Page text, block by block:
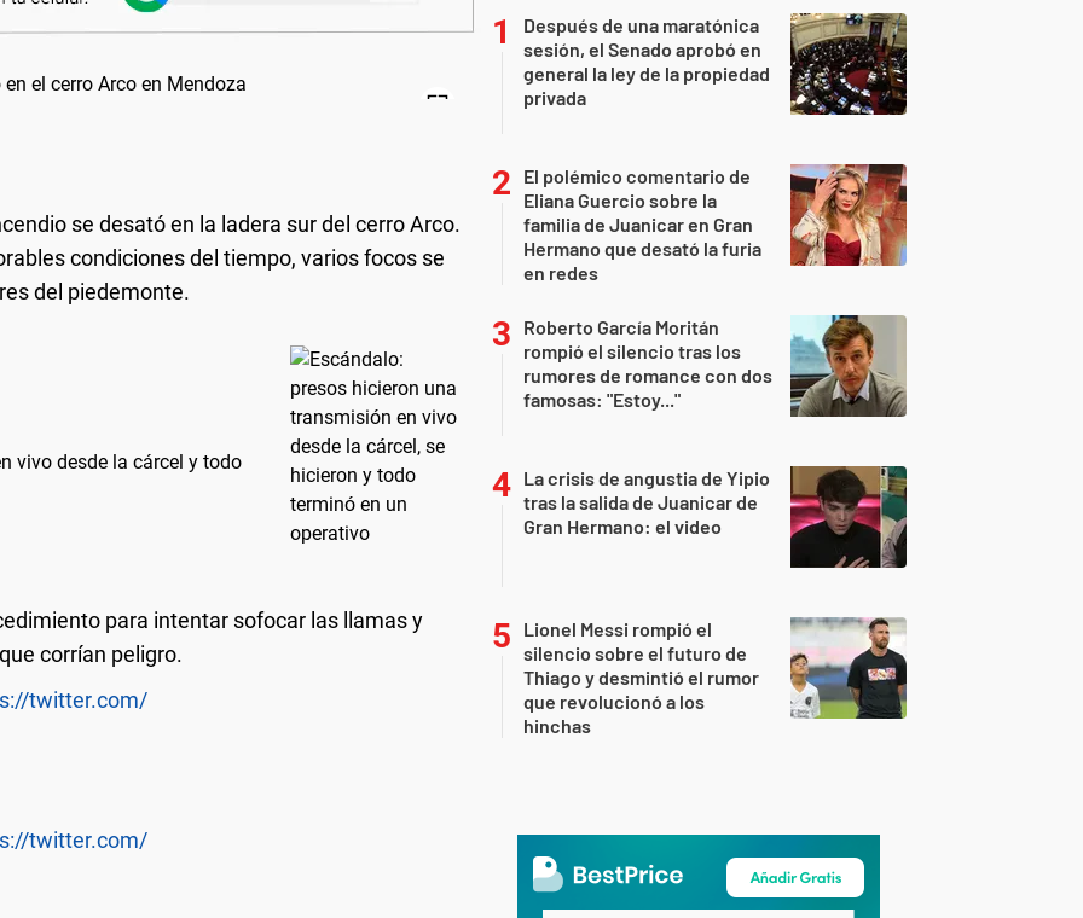
se desató en la ladera sur del cerro Arco.
condiciones del tiempo, varios focos se
del piedemonte.
vivo desde la cárcel y todo
para intentar sofocar las llamas y
corrían peligro.
twitter.com/
twitter.com/
Después de una maratónica
sesión, el Senado aprobó en
general la ley de la propiedad
privada
El polémico comentario de
Eliana Guercio sobre la
familia de Juanicar en Gran
Hermano que desató la furia
en redes
Roberto García Moritán
rompió el silencio tras los
rumores de romance con dos
famosas: "Estoy..."
La crisis de angustia de Yipio
tras la salida de Juanicar de
Gran Hermano: el video
Lionel Messi rompió el
silencio sobre el futuro de
Thiago y desmintió el rumor
que revolucionó a los
hinchas